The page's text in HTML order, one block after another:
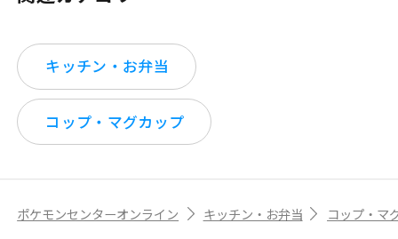
キッチン・お弁当
コップ・マグカップ
ポケモンセンターオンライン キッチン・お弁当 コップ・マ